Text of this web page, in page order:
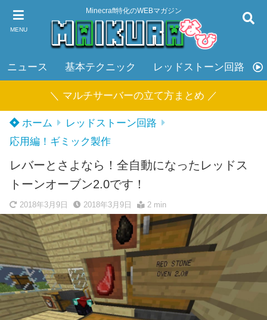
MENU
Minecraft特化のWEBマガジン
ニュース 基本テクニック レッドストーン回路
＼ マルチサーバーの立て方まとめ ／
ホーム
レッドストーン回路
応用編！ギミック製作
レバーとさよなら！全自動になったレッドス
トーンオーブン2.0です！
2018年3月9日 2018年3月9日 2 min